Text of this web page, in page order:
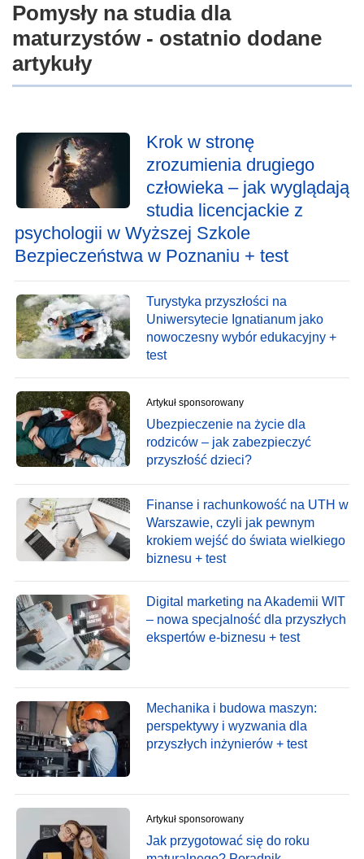
Pomysły na studia dla
maturzystów - ostatnio dodane
artykuły
Krok w stronę
zrozumienia drugiego
człowieka – jak wyglądają
studia licencjackie z
psychologii w Wyższej Szkole
Bezpieczeństwa w Poznaniu + test
Turystyka przyszłości na
Uniwersytecie Ignatianum jako
nowoczesny wybór edukacyjny +
test
Artykuł sponsorowany
Ubezpieczenie na życie dla
rodziców – jak zabezpieczyć
przyszłość dzieci?
Finanse i rachunkowość na UTH w
Warszawie, czyli jak pewnym
krokiem wejść do świata wielkiego
biznesu + test
Digital marketing na Akademii WIT
– nowa specjalność dla przyszłych
ekspertów e-biznesu + test
Mechanika i budowa maszyn:
perspektywy i wyzwania dla
przyszłych inżynierów + test
Artykuł sponsorowany
Jak przygotować się do roku